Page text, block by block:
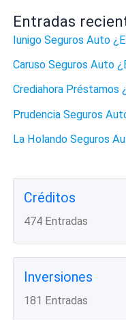
Entradas
Iunigo Seguros Auto
Caruso Seguros Auto
Crediahora Préstamos
Prudencia Seguros
La Holando Seguros
Créditos
474 Entradas
Inversiones
181 Entradas